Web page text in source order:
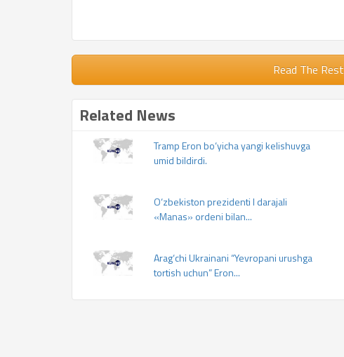
Read The Rest
Related News
Tramp Eron bo‘yicha yangi kelishuvga
umid bildirdi.
O‘zbekiston prezidenti I darajali
«Manas» ordeni bilan...
Arag‘chi Ukrainani “Yevropani urushga
tortish uchun” Eron...